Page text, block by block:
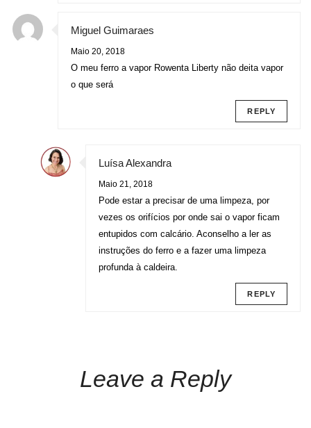
Miguel Guimaraes
Maio 20, 2018
O meu ferro a vapor Rowenta Liberty não deita vapor
o que será
REPLY
Luísa Alexandra
Maio 21, 2018
Pode estar a precisar de uma limpeza, por
vezes os orifícios por onde sai o vapor ficam
entupidos com calcário. Aconselho a ler as
instruções do ferro e a fazer uma limpeza
profunda à caldeira.
REPLY
Leave a Reply